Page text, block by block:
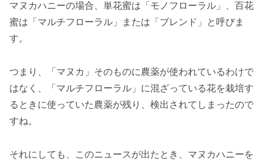
マヌカハニーの場合、単花蜜は「モノフローラル」、百花
蜜は「マルチフローラル」または「ブレンド」と呼びま
す。
つまり、「マヌカ」そのものに農薬が使われているわけで
はなく、「マルチフローラル」に混ざっている花を栽培す
るときに使っていた農薬が残り、検出されてしまったので
すね。
それにしても、このニュースが出たとき、マヌカハニーを